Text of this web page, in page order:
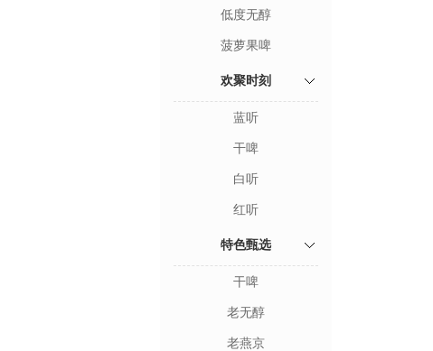
低度无醇
菠萝果啤
欢聚时刻
蓝听
干啤
白听
红听
特色甄选
干啤
老无醇
老燕京